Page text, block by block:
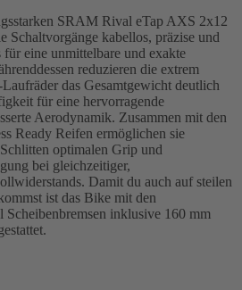
SRAM Rival eTap AXS 2x12
Schaltvorgänge kabellos, präzise und
eine unmittelbare und exakte
reduzieren die extrem
das Gesamtgewicht deutlich
für eine hervorragende
Aerodynamik. Zusammen mit den
Ready Reifen ermöglichen sie
optimalen Grip und
bei gleichzeitiger,
Damit du auch auf steilen
ist das Bike mit den
inklusive 160 mm